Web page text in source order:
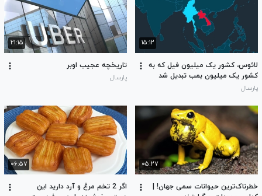
۱۵:۱۲
لائوس، کشور یک میلیون فیل که به
کشور یک میلیون بمب تبدیل شد
پارسال
۲۱:۱۵
تاریخچه عجیب اوبر
پارسال
۰۵:۲۷
خطرناک‌ترین حیوانات سمی جهان! |
۰۶:۵۷
اگر 2 تخم مرغ و آرد دارید این